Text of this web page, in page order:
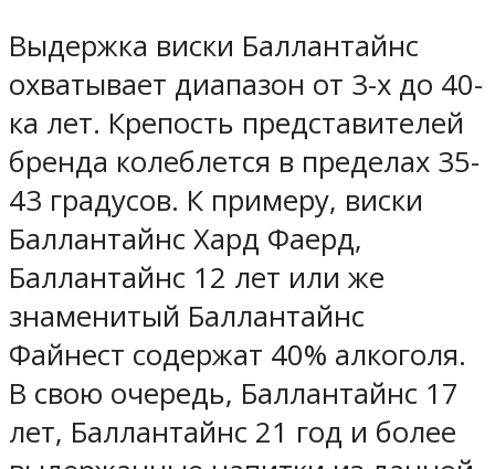
Выдержка виски Баллантайнс
охватывает диапазон от 3-х до 40-
ка лет. Крепость представителей
бренда колеблется в пределах 35-
43 градусов. К примеру, виски
Баллантайнс Хард Фаерд,
Баллантайнс 12 лет или же
знаменитый Баллантайнс
Файнест содержат 40% алкоголя.
В свою очередь, Баллантайнс 17
лет, Баллантайнс 21 год и более